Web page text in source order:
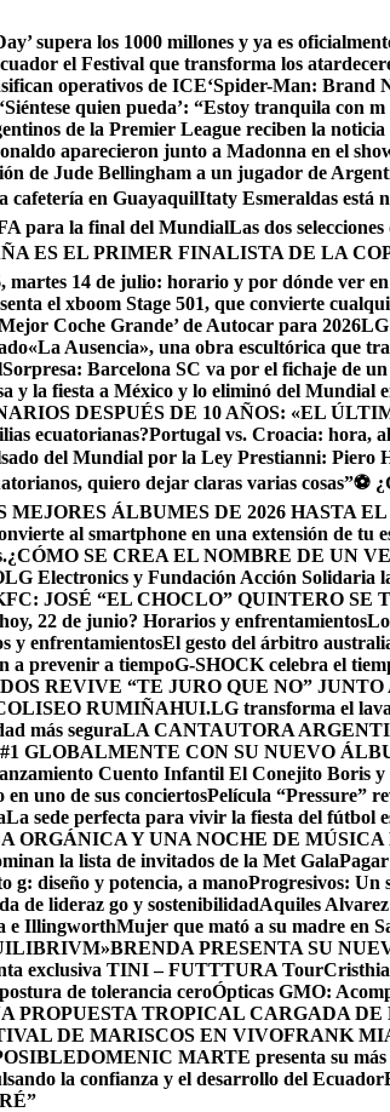
supera los 1000 millones y ya es
el Festival que transforma los
operativos de ICE‘Spider-Man: Brand
quien pueda’: “Estoy tranquila con
de la Premier League reciben la
aparecieron junto a Madonna en el
de Jude Bellingham a un jugador de
cafetería en GuayaquilItaty Esmeraldas
para la final del MundialLas dos
ES EL PRIMER FINALISTA DE LA
martes 14 de julio: horario y por dónde ver
el xboom Stage 501, que convierte
Coche Grande’ de Autocar para 2026LG
«La Ausencia», una obra escultórica que
Sorpresa: Barcelona SC va por el fichaje de
y la fiesta a México y lo eliminó del Mundial
DESPUÉS DE 10 AÑOS: «EL
ecuatorianas?Portugal vs. Croacia: hora,
del Mundial por la Ley Prestianni: Piero
quiero dejar claras varias cosas”⚽
MEJORES ÁLBUMES DE 2026 HASTA
al smartphone en una extensión de tu
¿CÓMO SE CREA EL NOMBRE DE UN
LG Electronics y Fundación Acción Solidaria
JOSÉ “EL CHOCLO” QUINTERO SE
22 de junio? Horarios y enfrentamientos
y enfrentamientosEl gesto del árbitro
a prevenir a tiempoG-SHOCK celebra el
REVIVE “TE JURO QUE NO”
RUMIÑAHUI.LG transforma el
más seguraLA CANTAUTORA
GLOBALMENTE CON SU NUEVO
Cuento Infantil El Conejito Boris y
uno de sus conciertosPelícula “Pressure”
La sede perfecta para vivir la fiesta del fútbol
ORGÁNICA Y UNA NOCHE DE MÚSICA
la lista de invitados de la Met Gala
g: diseño y potencia, a manoProgresivos: Un
de lideraz go y sostenibilidadAquiles
e IllingworthMujer que mató a su madre en
BRENDA PRESENTA SU
exclusiva TINI – FUTTTURA Tour
de tolerancia ceroÓpticas GMO:
PROPUESTA TROPICAL CARGADA DE
DE MARISCOS EN VIVOFRANK
DOMENIC MARTE presenta su más
la confianza y el desarrollo del Ecuador